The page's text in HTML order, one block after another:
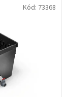
Kód: 73368